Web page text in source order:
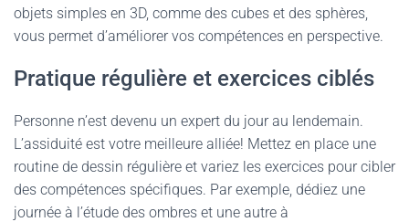
objets simples en 3D, comme des cubes et des sphères,
vous permet d’améliorer vos compétences en perspective.
Pratique régulière et exercices ciblés
Personne n’est devenu un expert du jour au lendemain.
L’assiduité est votre meilleure alliée! Mettez en place une
routine de dessin régulière et variez les exercices pour cibler
des compétences spécifiques. Par exemple, dédiez une
journée à l’étude des ombres et une autre à